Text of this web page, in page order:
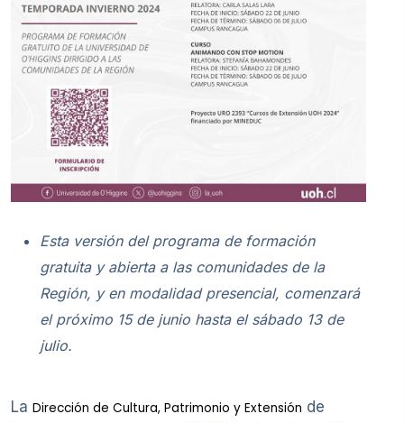
Esta versión del programa de formación
gratuita y abierta a las comunidades de la
Región, y en modalidad presencial, comenzará
el próximo 15 de junio hasta el sábado 13 de
julio.
La Dirección de Cultura, Patrimonio y Extensión de